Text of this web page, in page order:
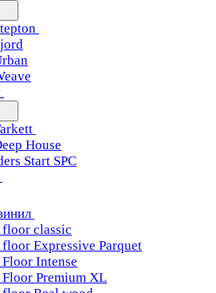
House
Start SPC
classic
Expressive Parquet
Intense
Premium XL